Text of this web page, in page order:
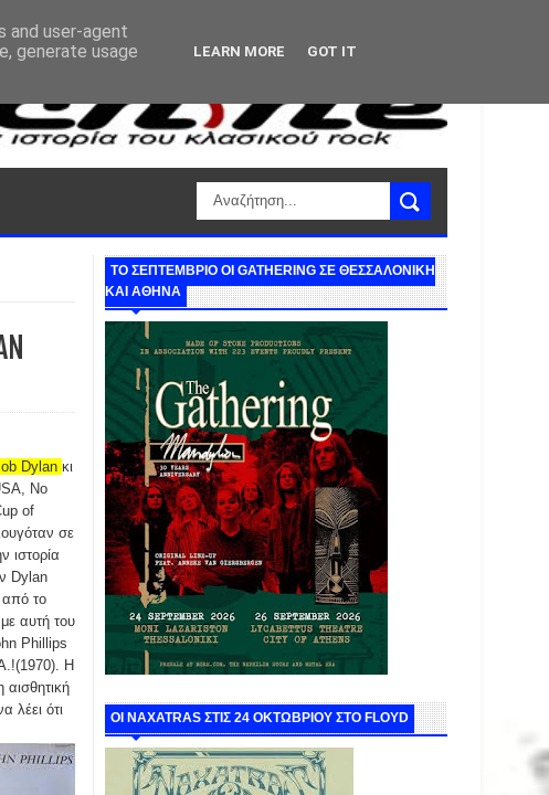
Dylan κι
No
of
σε
ιστορία
Dylan
από το
αυτή του
Phillips
Η
αισθητική
λέει ότι
ΤΟ ΣΕΠΤΕΜΒΡΙΟ ΟΙ GATHERING ΣΕ ΘΕΣΣΑΛΟΝΙΚΗ
ΚΑΙ ΑΘΗΝΑ
ΟΙ NAXATRAS ΣΤΙΣ 24 ΟΚΤΩΒΡΙΟΥ ΣΤΟ FLOYD
and user-agent
generate usage
LEARN MORE GOT IT